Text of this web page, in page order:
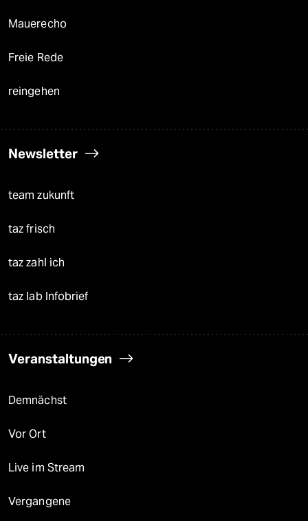
Mauerecho
Freie Rede
reingehen
Newsletter
team zukunft
taz frisch
taz zahl ich
taz lab Infobrief
Veranstaltungen
Demnächst
Vor Ort
Live im Stream
Vergangene